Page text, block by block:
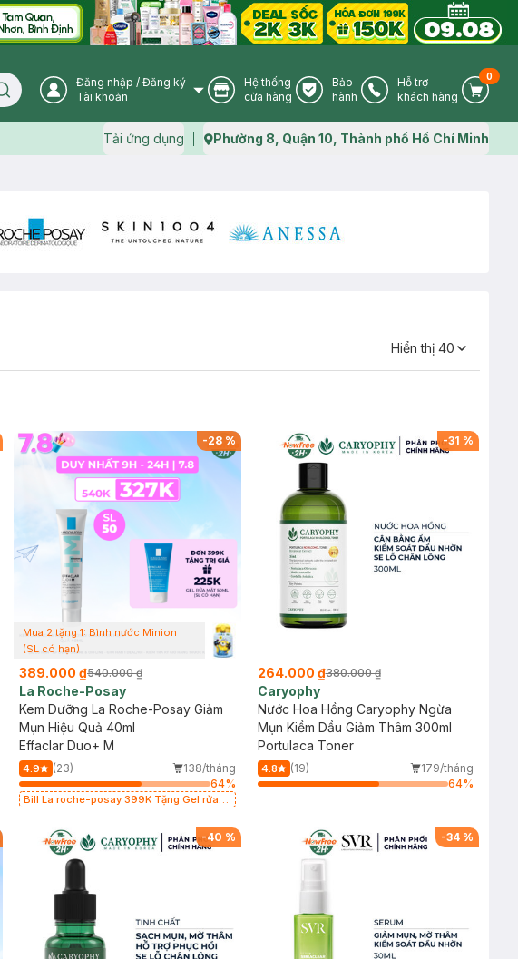
Search icon User Icon
Đăng nhập / Đăng ký
Tài khoản
Store Icon
Hệ thống
cửa hàng
Warranty Icon
Bảo
hành
Phone Icon
Hỗ trợ
khách hàng
Cart
0
Tải ứng dụng Map icon
Phường 8, Quận 10, Thành phố Hồ Chí Minh
Hiển thị 40
-28%
Mua 2 tặng 1: Bình nước Minion
(SL có hạn)
389.000 ₫540.000 ₫
La Roche-Posay
Kem Dưỡng La Roche-Posay Giảm
Mụn Hiệu Quả 40ml
Effaclar Duo+ M
4.9 (23)
138/tháng
64%
Bill La roche-posay 399K Tặng Gel rửa
-31 %
264.000 ₫380.000 ₫
Caryophy
Nước Hoa Hồng Caryophy Ngừa
Mụn Kiềm Dầu Giảm Thâm 300ml
Portulaca Toner
4.8 (19)
179/tháng
64%
-40 % -34 %